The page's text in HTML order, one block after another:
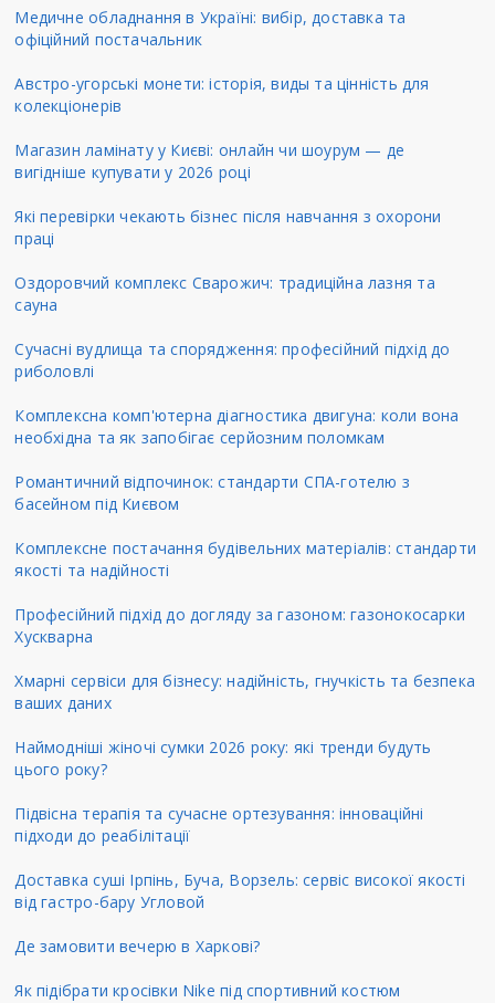
Медичне обладнання в Україні: вибір, доставка та
офіційний постачальник
Австро-угорські монети: історія, виды та цінність для
колекціонерів
Магазин ламінату у Києві: онлайн чи шоурум — де
вигідніше купувати у 2026 році
Які перевірки чекають бізнес після навчання з охорони
праці
Оздоровчий комплекс Сварожич: традиційна лазня та
сауна
Сучасні вудлища та спорядження: професійний підхід до
риболовлі
Комплексна комп'ютерна діагностика двигуна: коли вона
необхідна та як запобігає серйозним поломкам
Романтичний відпочинок: стандарти СПА-готелю з
басейном під Києвом
Комплексне постачання будівельних матеріалів: стандарти
якості та надійності
Професійний підхід до догляду за газоном: газонокосарки
Хускварна
Хмарні сервіси для бізнесу: надійність, гнучкість та безпека
ваших даних
Наймодніші жіночі сумки 2026 року: які тренди будуть
цього року?
Підвісна терапія та сучасне ортезування: інноваційні
підходи до реабілітації
Доставка суші Ірпінь, Буча, Ворзель: сервіс високої якості
від гастро-бару Угловой
Де замовити вечерю в Харкові?
Як підібрати кросівки Nike під спортивний костюм